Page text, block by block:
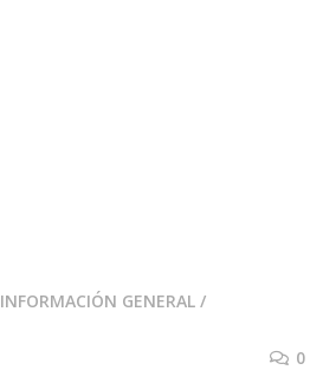
INFORMACIÓN GENERAL /
0